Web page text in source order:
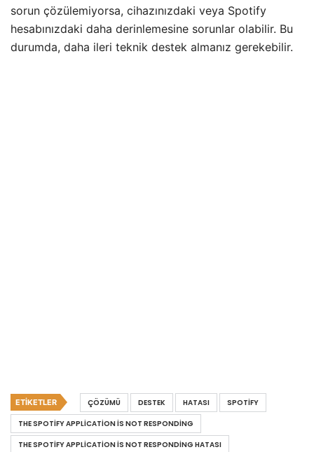
sorun çözülemiyorsa, cihazınızdaki veya Spotify
hesabınızdaki daha derinlemesine sorunlar olabilir. Bu
durumda, daha ileri teknik destek almanız gerekebilir.
ETIKETLER ÇÖZÜMÜ DESTEK HATASI
SPOTIFY
THE SPOTIFY APPLICATION IS NOT RESPONDING
THE SPOTIFY APPLICATION IS NOT RESPONDING HATASI